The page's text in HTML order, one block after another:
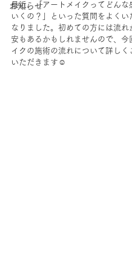
お知らせ
最近、「アートメイクってどんな
いくの？」といった質問をよくい
なりました。初めての方には流れ
安もあるかもしれませんので、今
イクの施術の流れについて詳しく
いただきます☺️